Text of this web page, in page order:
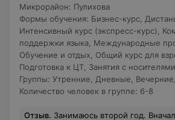
Микрорайон: Пулихова
Формы обучения: Бизнес-курс
Интенсивный курс (экспресс-курс)
поддержки языка Международные
Обучение и отдых
Общий курс для
Подготовка к ЦТ Занятия с
Группы: Утренние Дневные Вечерние
Количество человек в группе: 6-8
Отзыв. Занимаюсь второй год. Вначале я выбрала интенсив. Всего лишь за 7 месяцев мой уровень польского языка достиг уровня B1, хотя я пришла с нулевым. В Центре Полонийном присутствует эффект полного